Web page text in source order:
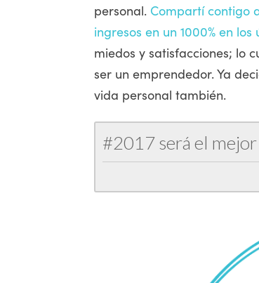
personal.Compartí contigo
ingresos en un 1000% en
miedos y satisfacciones; lo
ser un emprendedor. Ya
vida personal también.
#2017 será el